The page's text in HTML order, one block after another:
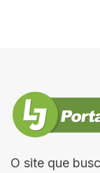
O site que